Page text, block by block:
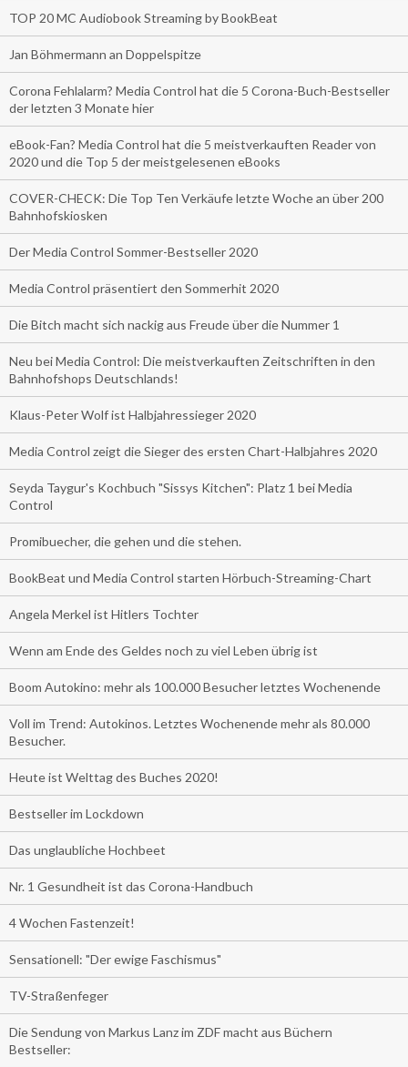
TOP 20 MC Audiobook Streaming by BookBeat
Jan Böhmermann an Doppelspitze
Corona Fehlalarm? Media Control hat die 5 Corona-Buch-Bestseller
der letzten 3 Monate hier
eBook-Fan? Media Control hat die 5 meistverkauften Reader von
2020 und die Top 5 der meistgelesenen eBooks
COVER-CHECK: Die Top Ten Verkäufe letzte Woche an über 200
Bahnhofskiosken
Der Media Control Sommer-Bestseller 2020
Media Control präsentiert den Sommerhit 2020
Die Bitch macht sich nackig aus Freude über die Nummer 1
Neu bei Media Control: Die meistverkauften Zeitschriften in den
Bahnhofshops Deutschlands!
Klaus-Peter Wolf ist Halbjahressieger 2020
Media Control zeigt die Sieger des ersten Chart-Halbjahres 2020
Seyda Taygur's Kochbuch "Sissys Kitchen": Platz 1 bei Media
Control
Promibuecher, die gehen und die stehen.
BookBeat und Media Control starten Hörbuch-Streaming-Chart
Angela Merkel ist Hitlers Tochter
Wenn am Ende des Geldes noch zu viel Leben übrig ist
Boom Autokino: mehr als 100.000 Besucher letztes Wochenende
Voll im Trend: Autokinos. Letztes Wochenende mehr als 80.000
Besucher.
Heute ist Welttag des Buches 2020!
Bestseller im Lockdown
Das unglaubliche Hochbeet
Nr. 1 Gesundheit ist das Corona-Handbuch
4 Wochen Fastenzeit!
Sensationell: "Der ewige Faschismus"
TV-Straßenfeger
Die Sendung von Markus Lanz im ZDF macht aus Büchern
Bestseller: